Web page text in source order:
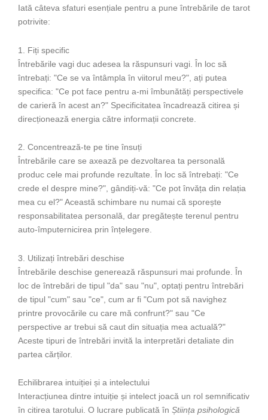
Iată câteva sfaturi esențiale pentru a pune întrebările de tarot
potrivite:
1. Fiți specific
Întrebările vagi duc adesea la răspunsuri vagi. În loc să
întrebați: "Ce se va întâmpla în viitorul meu?", ați putea
specifica: "Ce pot face pentru a-mi îmbunătăți perspectivele
de carieră în acest an?" Specificitatea încadrează citirea și
direcționează energia către informații concrete.
2. Concentrează-te pe tine însuți
Întrebările care se axează pe dezvoltarea ta personală
produc cele mai profunde rezultate. În loc să întrebați: "Ce
crede el despre mine?", gândiți-vă: "Ce pot învăța din relația
mea cu el?" Această schimbare nu numai că sporește
responsabilitatea personală, dar pregătește terenul pentru
auto-împuternicirea prin înțelegere.
3. Utilizați întrebări deschise
Întrebările deschise generează răspunsuri mai profunde. În
loc de întrebări de tipul "da" sau "nu", optați pentru întrebări
de tipul "cum" sau "ce", cum ar fi "Cum pot să navighez
printre provocările cu care mă confrunt?" sau "Ce
perspective ar trebui să caut din situația mea actuală?"
Aceste tipuri de întrebări invită la interpretări detaliate din
partea cărților.
Echilibrarea intuiției și a intelectului
Interacțiunea dintre intuiție și intelect joacă un rol semnificativ
în citirea tarotului. O lucrare publicată în Știința psihologică